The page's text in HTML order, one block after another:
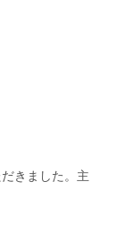
きました。主